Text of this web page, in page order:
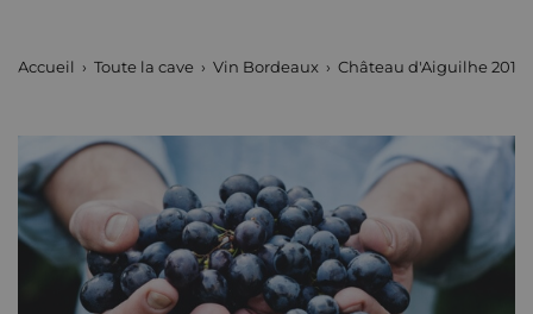
Accueil Toute la cave Vin Bordeaux Château d'Aiguilhe 2016